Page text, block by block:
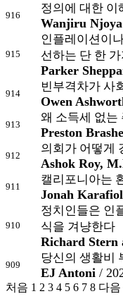
916
정의에 대한 이
Wanjiru Njoya
915
인플레이션이
선하는 단 한
Parker
914
빈부격차가 사
Owen
913
왜 소득세 없는
Preston
912
의회가 어떻게
Ashok Roy,
911
캘리포니아는
Jonah Karafiol
910
정치인들은 인
식을 겨냥한다
Richard Stern
909
당신의 생활비
EJ Antoni /
처음 1 2 3 4 5 6 7 8 다음